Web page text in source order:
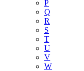
P
Q
R
S
T
U
V
W